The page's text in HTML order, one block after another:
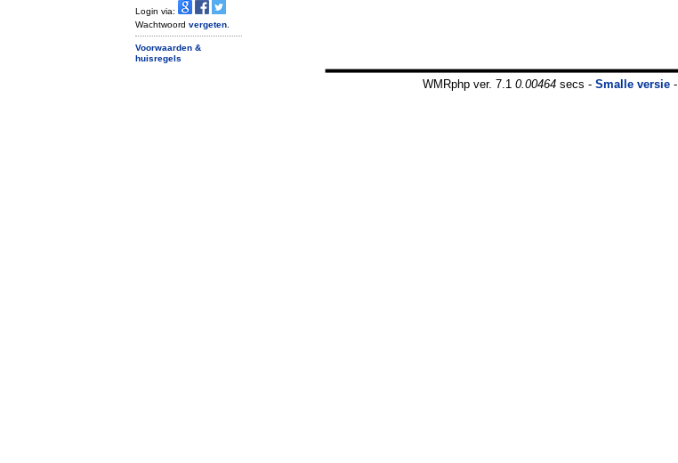
Login via:
Wachtwoord vergeten
Voorwaarden &
huisregels
WMRphp ver. 7.1 0.00464secs - Smalle versie-